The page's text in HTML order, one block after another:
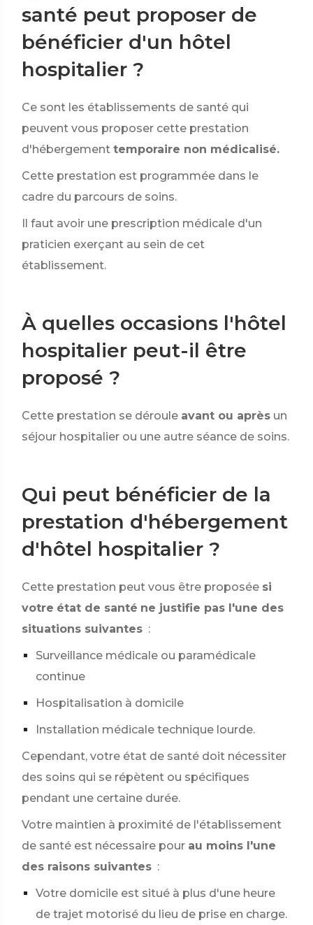
santé peut proposer de
bénéficier d'un hôtel
hospitalier ?
Ce sont les établissements de santé qui
peuvent vous proposer cette prestation
d'hébergement temporaire non médicalisé.
Cette prestation est programmée dans le
cadre du parcours de soins.
Il faut avoir une prescription médicale d'un
praticien exerçant au sein de cet
établissement.
À quelles occasions l'hôtel
hospitalier peut-il être
proposé ?
Cette prestation se déroule avant ou après un
séjour hospitalier ou une autre séance de soins.
Qui peut bénéficier de la
prestation d'hébergement
d'hôtel hospitalier ?
Cette prestation peut vous être proposée si
votre état de santé ne justifie pas l'une des
situations suivantes :
Surveillance médicale ou paramédicale
continue
Hospitalisation à domicile
Installation médicale technique lourde.
Cependant, votre état de santé doit nécessiter
des soins qui se répètent ou spécifiques
pendant une certaine durée.
Votre maintien à proximité de l'établissement
de santé est nécessaire pour au moins l'une
des raisons suivantes :
Votre domicile est situé à plus d'une heure
de trajet motorisé du lieu de prise en charge.